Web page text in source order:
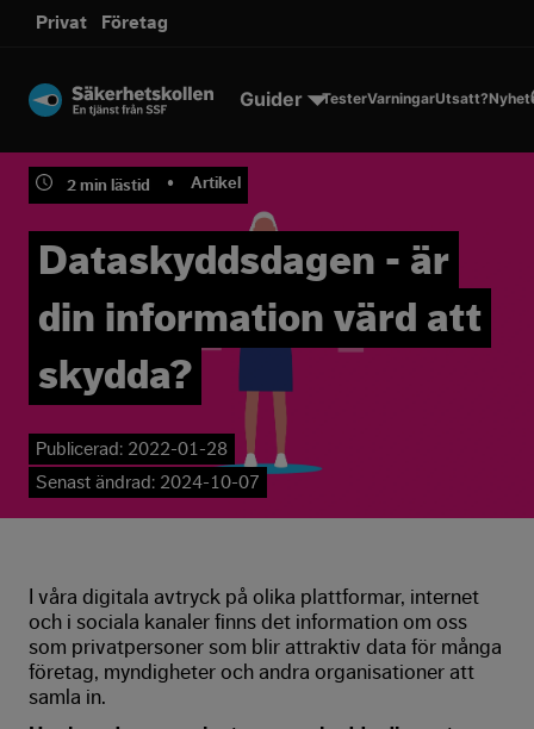
sms.
Privat Företag
Guider TesterVarningarUtsatt?
2 min lästid • Artikel
Dataskyddsdagen - är
din information värd att
skydda?
Publicerad: 2022-01-28
Senast ändrad: 2024-10-07
I våra digitala avtryck på olika plattformar, internet
och i sociala kanaler finns det information om oss
som privatpersoner som blir attraktiv data för många
företag, myndigheter och andra organisationer att
samla in.